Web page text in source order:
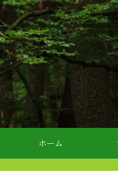
ホーム